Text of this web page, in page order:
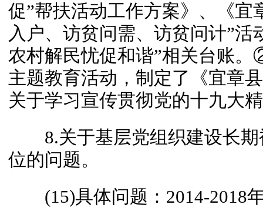
促”帮扶活动工作方案》、《宜
入户、访贫问需、访贫问计”
农村解民忧促和谐”相关台账
主题教育活动，制定了《宜章
关于学习宣传贯彻党的十九大
8.关于基层党组织建设长期
位的问题。
(15)具体问题：2014-2018